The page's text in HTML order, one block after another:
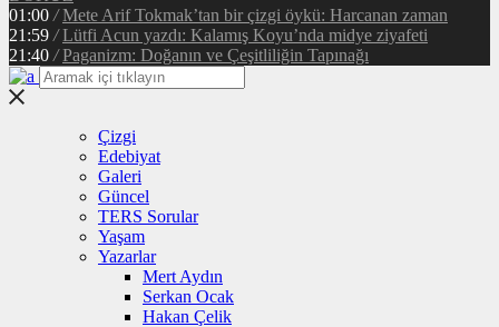
01:00 / Mete Arif Tokmak’tan bir çizgi öykü: Harcanan zaman
21:59 / Lütfi Acun yazdı: Kalamış Koyu’nda midye ziyafeti
21:40 / Paganizm: Doğanın ve Çeşitliliğin Tapınağı
Çizgi
Edebiyat
Galeri
Güncel
TERS Sorular
Yaşam
Yazarlar
Mert Aydın
Serkan Ocak
Hakan Çelik